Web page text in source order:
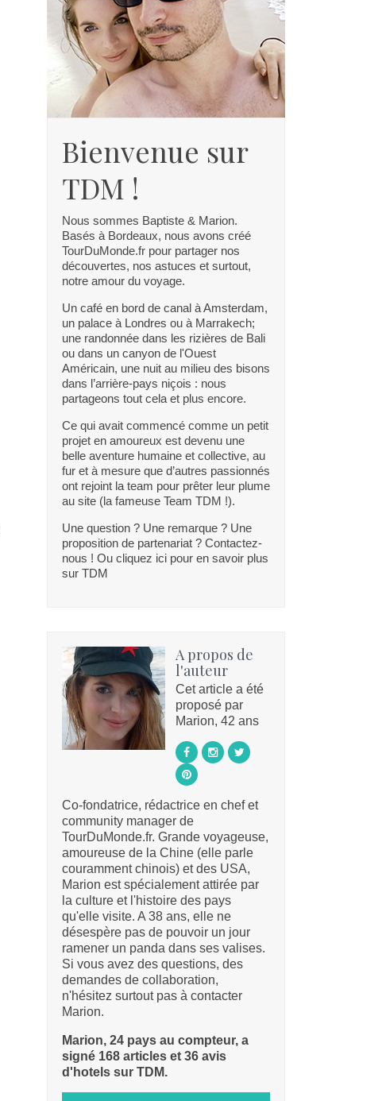
Bienvenue sur
TDM !
Nous sommes Baptiste & Marion.
Basés à Bordeaux, nous avons créé
TourDuMonde.fr pour partager nos
découvertes, nos astuces et surtout,
notre amour du voyage.
Un café en bord de canal à Amsterdam,
un palace à Londres ou à Marrakech;
une randonnée dans les rizières de Bali
ou dans un canyon de l'Ouest
Américain, une nuit au milieu des bisons
dans l’arrière-pays niçois : nous
partageons tout cela et plus encore.
Ce qui avait commencé comme un petit
projet en amoureux est devenu une
belle aventure humaine et collective, au
fur et à mesure que d’autres passionnés
ont rejoint la team pour prêter leur plume
au site (la fameuse Team TDM !).
Une question ? Une remarque ? Une
proposition de partenariat ? Contactez-
nous ! Ou cliquez ici pour en savoir plus
sur TDM
A propos de
l'auteur
Cet article a été
proposé par
Marion, 42 ans
Co-fondatrice, rédactrice en chef et
community manager de
TourDuMonde.fr. Grande voyageuse,
amoureuse de la Chine (elle parle
couramment chinois) et des USA,
Marion est spécialement attirée par
la culture et l'histoire des pays
qu'elle visite. A 38 ans, elle ne
désespère pas de pouvoir un jour
ramener un panda dans ses valises.
Si vous avez des questions, des
demandes de collaboration,
n'hésitez surtout pas à contacter
Marion.
Marion, 24 pays au compteur, a
signé 168 articles et 36 avis
d'hotels sur TDM.